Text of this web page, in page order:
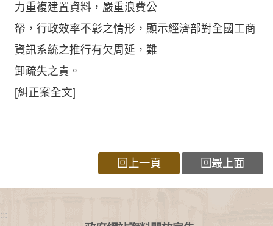
力重複建置資料，嚴重浪費公
帑，行政效率不彰之情形，顯示經濟部對全國工商
資訊系統之推行有欠周延，難
卸疏失之責。
[糾正案全文]
回上一頁 回最上面
:::